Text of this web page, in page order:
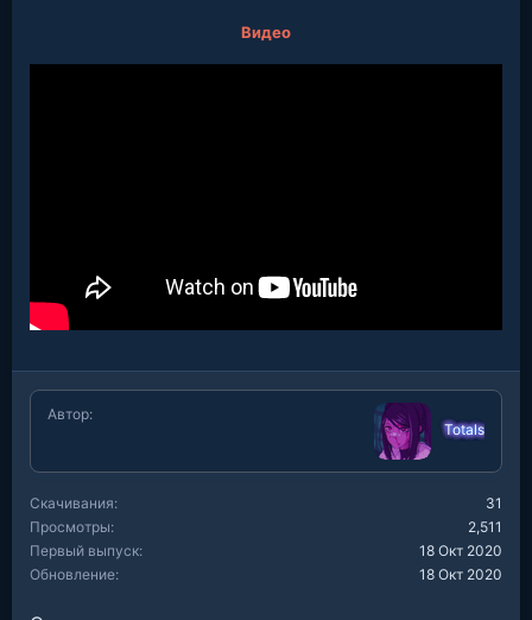
Видео
Автор
Totals
Скачивания
31
Просмотры
2,511
Первый выпуск
18 Окт 2020
Обновление
18 Окт 2020